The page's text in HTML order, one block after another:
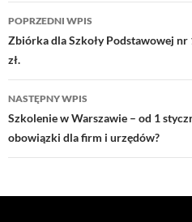
Nawigacja
wpisu
POPRZEDNI WPIS
Zbiórka dla Szkoły Podstawowej
zł.
NASTĘPNY WPIS
Szkolenie w Warszawie – od 1
obowiązki dla firm i urzędów?